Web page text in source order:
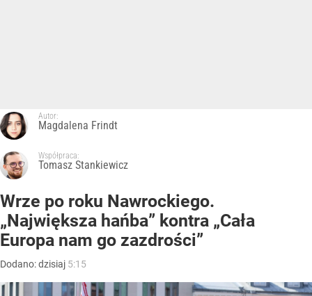
Autor:
Magdalena Frindt
Współpraca:
Tomasz Stankiewicz
Wrze po roku Nawrockiego.
„Największa hańba” kontra „Cała
Europa nam go zazdrości”
Dodano:dzisiaj 5:15